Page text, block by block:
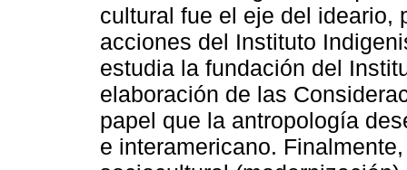
cultural fue el eje del ideario,
acciones del Instituto
estudia la fundación del
elaboración de las
papel que la antropología
e interamericano.